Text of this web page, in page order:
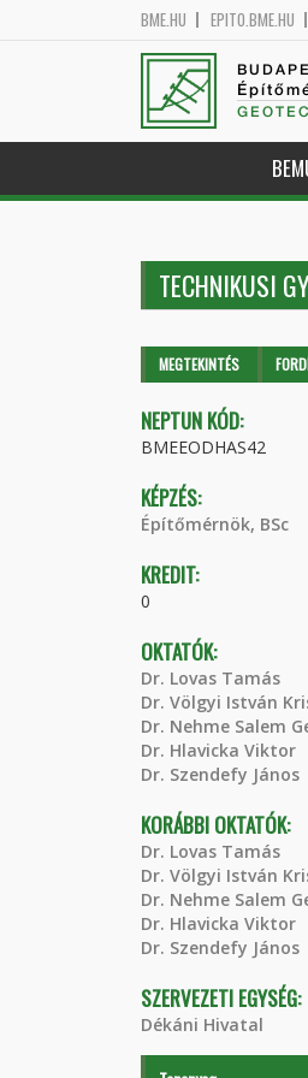
BME.HU EPITO.BME.HU
TECHNIKUSI
Elsődleges
MEGTEKINTÉS (AKTÍV
NEPTUN KÓD:
BMEEODHAS42
KÉPZÉS:
Építőmérnök, BSc
KREDIT:
0
OKTATÓK:
Dr. Lovas Tamás
Dr. Völgyi István
Dr. Nehme Salem
Dr. Hlavicka Viktor
Dr. Szendefy János
KORÁBBI OKTATÓK:
Dr. Lovas Tamás
Dr. Völgyi István
Dr. Nehme Salem
Dr. Hlavicka Viktor
Dr. Szendefy János
SZERVEZETI EGYSÉG:
Dékáni Hivatal